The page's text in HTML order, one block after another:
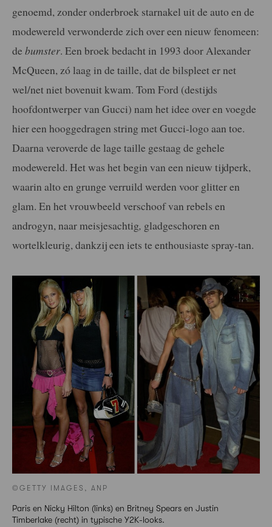
genoemd, zonder onderbroek starnakel uit de auto en de
modewereld verwonderde zich over een nieuw fenomeen:
de bumster. Een broek bedacht in 1993 door Alexander
McQueen, zó laag in de taille, dat de bilspleet er net
wel/net niet bovenuit kwam. Tom Ford (destijds
hoofdontwerper van Gucci) nam het idee over en voegde
hier een hooggedragen string met Gucci-logo aan toe.
Daarna veroverde de lage taille gestaag de gehele
modewereld. Het was het begin van een nieuw tijdperk,
waarin alto en grunge verruild werden voor glitter en
glam. En het vrouwbeeld verschoof van rebels en
androgyn, naar meisjesachtig, gladgeschoren en
wortelkleurig, dankzij een iets te enthousiaste spray-tan.
©GETTY IMAGES, ANP
Paris en Nicky Hilton (links) en Britney Spears en Justin
Timberlake (recht) in typische Y2K-looks.